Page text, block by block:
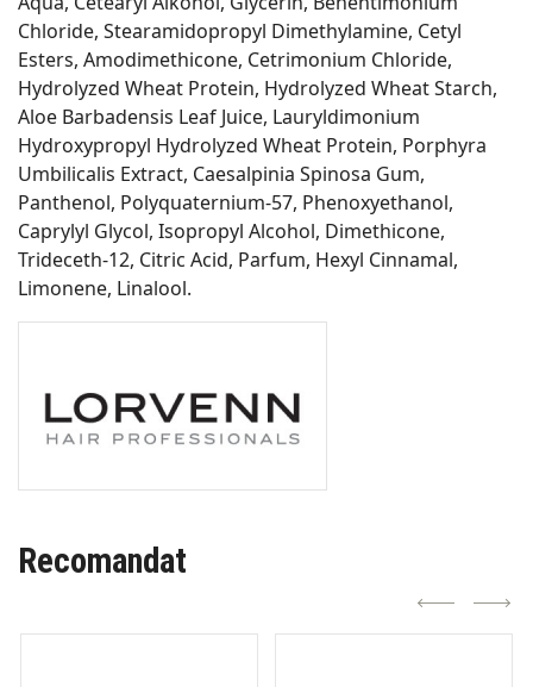
Chloride, Stearamidopropyl Dimethylamine, Cetyl
Esters, Amodimethicone, Cetrimonium Chloride,
Hydrolyzed Wheat Protein, Hydrolyzed Wheat Starch,
Aloe Barbadensis Leaf Juice, Lauryldimonium
Hydroxypropyl Hydrolyzed Wheat Protein, Porphyra
Umbilicalis Extract, Caesalpinia Spinosa Gum,
Panthenol, Polyquaternium-57, Phenoxyethanol,
Caprylyl Glycol, Isopropyl Alcohol, Dimethicone,
Trideceth-12, Citric Acid, Parfum, Hexyl Cinnamal,
Limonene, Linalool.
Recomandat